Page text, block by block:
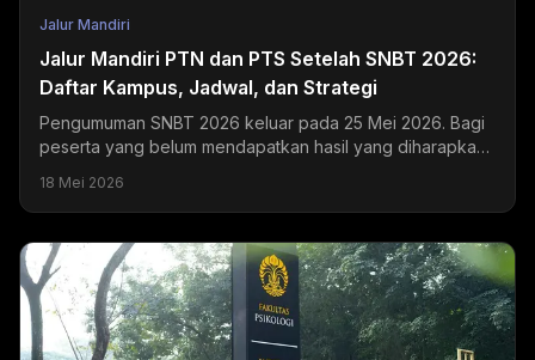
Jalur Mandiri
Jalur Mandiri PTN dan PTS Setelah SNBT 2026:
Daftar Kampus, Jadwal, dan Strategi
Pengumuman SNBT 2026 keluar pada 25 Mei 2026. Bagi
peserta yang belum mendapatkan hasil yang diharapkan,
18 Mei 2026